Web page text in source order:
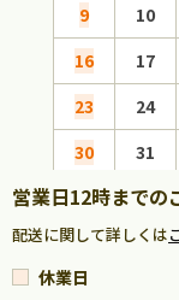
9
10
16
17
23
24
30
31
営業日12時までの
配送に関して詳しくは
休業日